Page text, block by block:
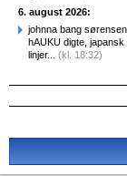
6. august 2026:
johnna bang
hAUKU digte,
linjer... (kl. 18:32)